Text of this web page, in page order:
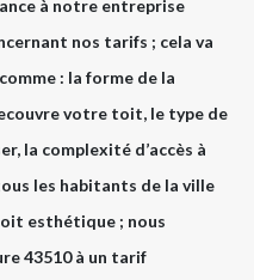
à notre entreprise
nos tarifs ; cela va
: la forme de la
votre toit, le type de
la complexité d’accès à
les habitants de la ville
esthétique ; nous
43510 à un tarif